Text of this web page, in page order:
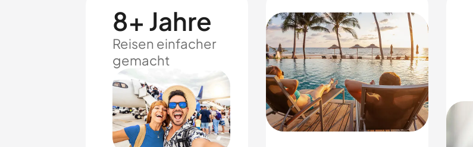
8+ Jahre
Reisen einfacher
gemacht